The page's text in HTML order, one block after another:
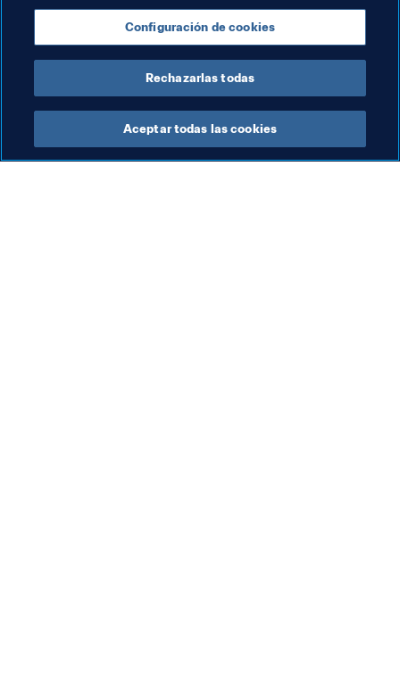
Enlace: Portal de denuncias de la FIFA
Última actualización: martes, 17 de junio de 2025, 13:48
Configuración de cookies
Rechazarlas todas
Aceptar todas las cookies